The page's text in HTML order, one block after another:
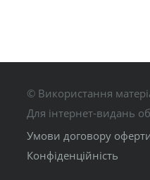
© Використання
Для інтернет-видань
Умови договору
Конфіденційність